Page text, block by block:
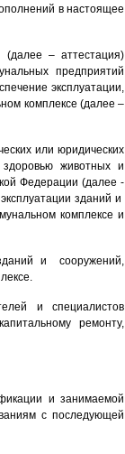
в настоящее
(далее – аттестация)
предприятий
эксплуатации,
комплексе (далее –
или юридических
животных и
Федерации (далее -
зданий и
комплексе и
и сооружений,
и специалистов
ремонту,
и занимаемой
с последующей